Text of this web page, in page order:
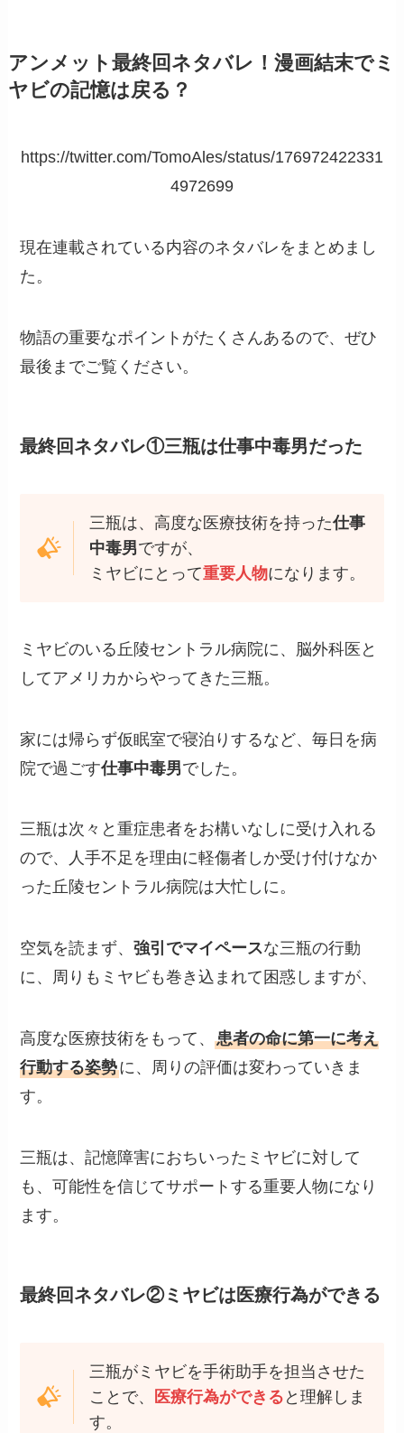
アンメット最終回ネタバレ！漫画結末でミ
ヤビの記憶は戻る？
https://twitter.com/TomoAles/status/176972422331
4972699
現在連載されている内容のネタバレをまとめまし
た。
物語の重要なポイントがたくさんあるので、ぜひ
最後までご覧ください。
最終回ネタバレ①三瓶は仕事中毒男だった
三瓶は、高度な医療技術を持った仕事
中毒男ですが、
ミヤビにとって重要人物になります。
ミヤビのいる丘陵セントラル病院に、脳外科医と
してアメリカからやってきた三瓶。
家には帰らず仮眠室で寝泊りするなど、毎日を病
院で過ごす仕事中毒男でした。
三瓶は次々と重症患者をお構いなしに受け入れる
ので、人手不足を理由に軽傷者しか受け付けなか
った丘陵セントラル病院は大忙しに。
空気を読まず、強引でマイペースな三瓶の行動
に、周りもミヤビも巻き込まれて困惑しますが、
高度な医療技術をもって、患者の命に第一に考え
行動する姿勢に、周りの評価は変わっていきま
す。
三瓶は、記憶障害におちいったミヤビに対して
も、可能性を信じてサポートする重要人物になり
ます。
最終回ネタバレ②ミヤビは医療行為ができる
三瓶がミヤビを手術助手を担当させた
ことで、
医療行為ができる と理解しま
す。